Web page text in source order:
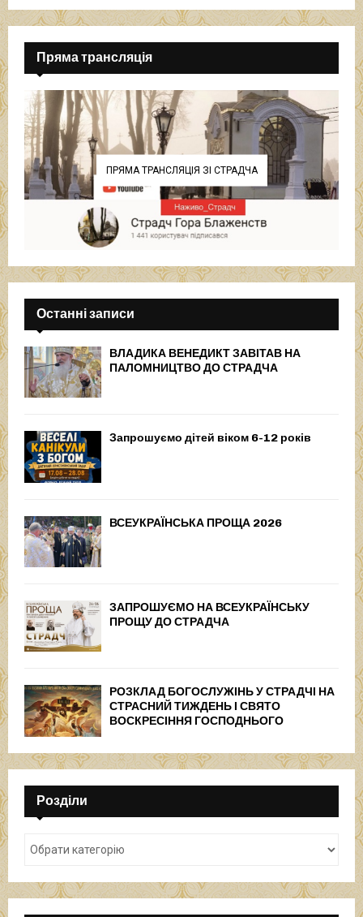
Пряма трансляція
ПРЯМА ТРАНСЛЯЦІЯ ЗІ СТРАДЧА
Останні записи
ВЛАДИКА ВЕНЕДИКТ ЗАВІТАВ НА
ПАЛОМНИЦТВО ДО СТРАДЧА
Запрошуємо дітей віком 6-12 років
ВСЕУКРАЇНСЬКА ПРОЩА 2026
ЗАПРОШУЄМО НА ВСЕУКРАЇНСЬКУ
ПРОЩУ ДО СТРАДЧА
РОЗКЛАД БОГОСЛУЖІНЬ У СТРАДЧІ НА
СТРАСНИЙ ТИЖДЕНЬ І СВЯТО
ВОСКРЕСІННЯ ГОСПОДНЬОГО
Розділи